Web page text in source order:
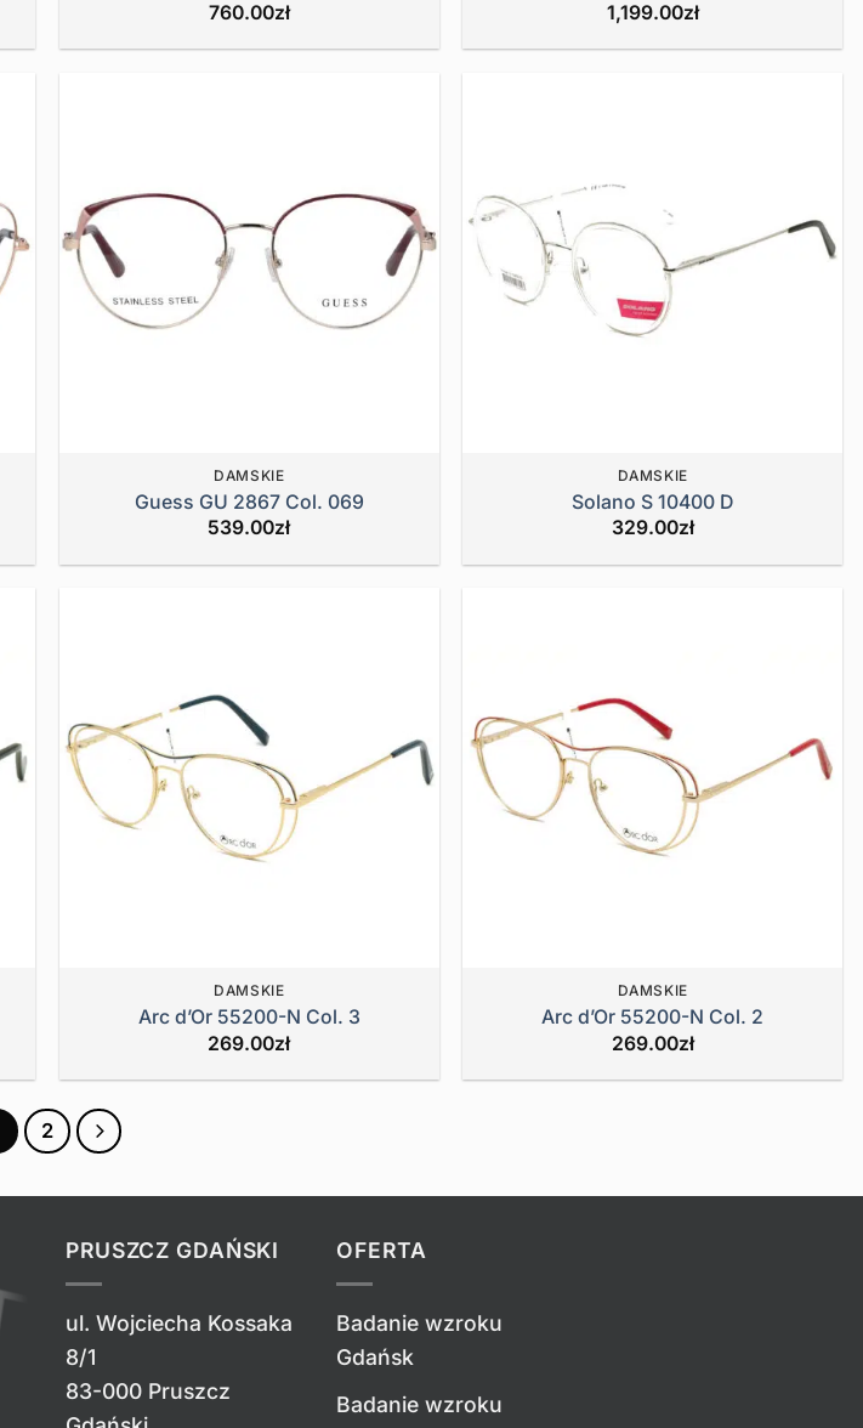
760.00zł
1,199.00zł
DAMSKIE
Guess GU 2867 Col. 069
539.00zł
DAMSKIE
Solano S 10400 D
329.00zł
DAMSKIE
Arc d’Or 55200-N Col. 3
269.00zł
DAMSKIE
Arc d’Or 55200-N Col. 2
269.00zł
2
PRUSZCZ GDAŃSKI
ul. Wojciecha Kossaka
8/1
83-000 Pruszcz
OFERTA
Badanie wzroku
Gdańsk
Badanie wzroku